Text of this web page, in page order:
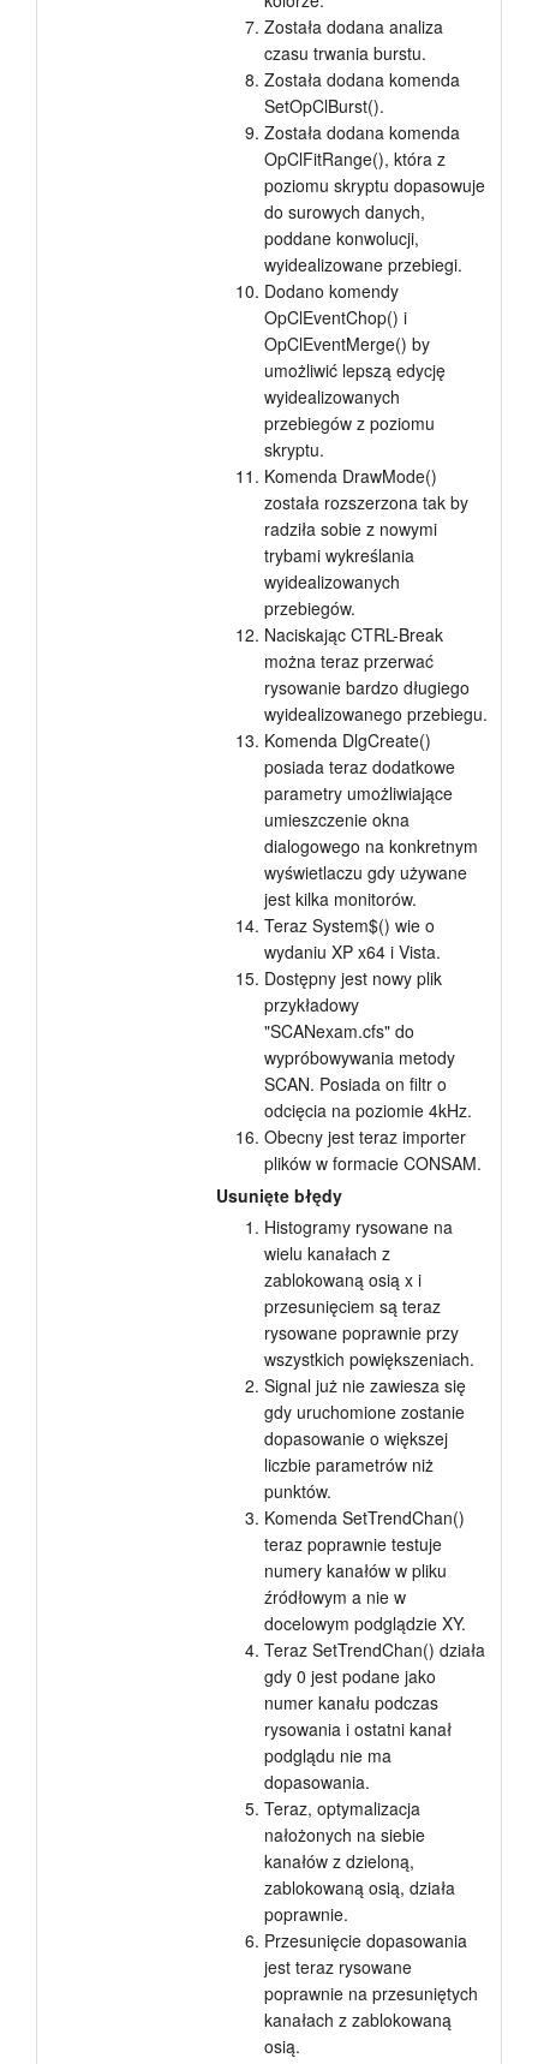
Została dodana analiza
czasu trwania burstu.
Została dodana komenda
SetOpClBurst().
Została dodana komenda
OpClFitRange(), która z
poziomu skryptu dopasowuje
do surowych danych,
poddane konwolucji,
wyidealizowane przebiegi.
Dodano komendy
OpClEventChop() i
OpClEventMerge() by
umożliwić lepszą edycję
wyidealizowanych
przebiegów z poziomu
skryptu.
Komenda DrawMode()
została rozszerzona tak by
radziła sobie z nowymi
trybami wykreślania
wyidealizowanych
przebiegów.
Naciskając CTRL-Break
można teraz przerwać
rysowanie bardzo długiego
wyidealizowanego przebiegu.
Komenda DlgCreate()
posiada teraz dodatkowe
parametry umożliwiające
umieszczenie okna
dialogowego na konkretnym
wyświetlaczu gdy używane
jest kilka monitorów.
Teraz System$() wie o
wydaniu XP x64 i Vista.
Dostępny jest nowy plik
przykładowy
"SCANexam.cfs" do
wypróbowywania metody
SCAN. Posiada on filtr o
odcięcia na poziomie 4kHz.
Obecny jest teraz importer
plików w formacie CONSAM.
Usunięte błędy
Histogramy rysowane na
wielu kanałach z
zablokowaną osią x i
przesunięciem są teraz
rysowane poprawnie przy
wszystkich powiększeniach.
Signal już nie zawiesza się
gdy uruchomione zostanie
dopasowanie o większej
liczbie parametrów niż
punktów.
Komenda SetTrendChan()
teraz poprawnie testuje
numery kanałów w pliku
źródłowym a nie w
docelowym podglądzie XY.
Teraz SetTrendChan() działa
gdy 0 jest podane jako
numer kanału podczas
rysowania i ostatni kanał
podglądu nie ma
dopasowania.
Teraz, optymalizacja
nałożonych na siebie
kanałów z dzieloną,
zablokowaną osią, działa
poprawnie.
Przesunięcie dopasowania
jest teraz rysowane
poprawnie na przesuniętych
kanałach z zablokowaną
osią.